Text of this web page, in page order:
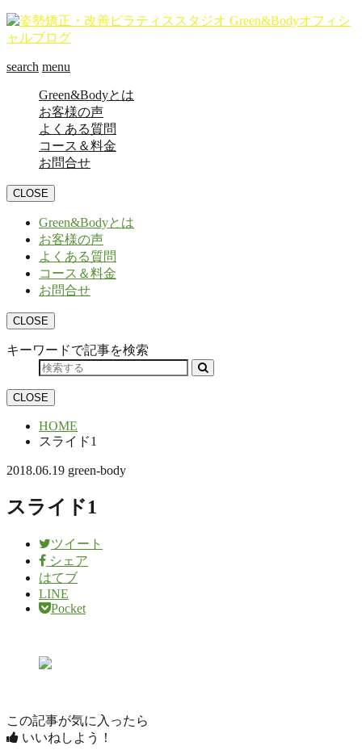
search menu
Green&Bodyとは
お客様の声
よくある質問
コース＆料金
お問合せ
CLOSE
Green&Bodyとは
お客様の声
よくある質問
コース＆料金
お問合せ
CLOSE
キーワードで記事を検索
CLOSE
HOME
スライド1
2018.06.19 green-body
スライド1
ツイート
シェア
はてブ
LINE
Pocket
この記事が気に入ったら
いいねしよう！